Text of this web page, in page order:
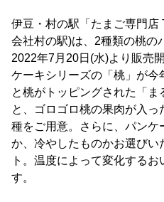
伊豆・村の駅「たまご専門店
会社村の駅)は、2種類の桃の
2022年7月20日(水)より販売
ケーキシリーズの「桃」が
と桃がトッピングされた「ま
と、ゴロゴロ桃の果肉が入
種をご用意。さらに、パン
か、冷やしたものかお選びい
ト。温度によって変化する
す。